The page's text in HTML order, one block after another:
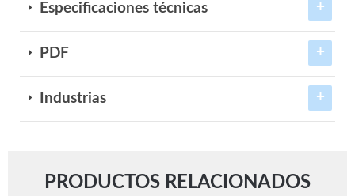
Especificaciones técnicas
PDF
Industrias
PRODUCTOS RELACIONADOS